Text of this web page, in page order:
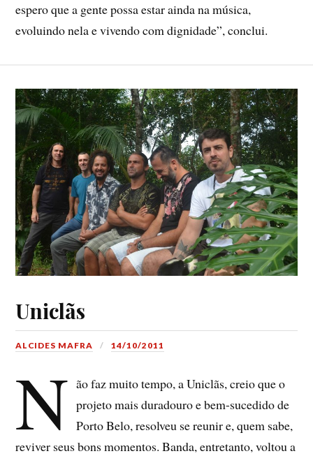
espero que a gente possa estar ainda na música,
evoluindo nela e vivendo com dignidade”, conclui.
Uniclãs
ALCIDES MAFRA 14/10/2011
N ão faz muito tempo, a Uniclãs, creio que o
projeto mais duradouro e bem-sucedido de
Porto Belo, resolveu se reunir e, quem sabe,
reviver seus bons momentos. Banda, entretanto, voltou a